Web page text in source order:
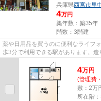
兵庫県西宮市里
4万円
築年数：築35年
階数：3階建
薬や日用品を買うのに便利なライフ
歩3分で利用できる駅があります。
を提供できるマンションです。...
4万円
(管理費
敷：2万
所在階